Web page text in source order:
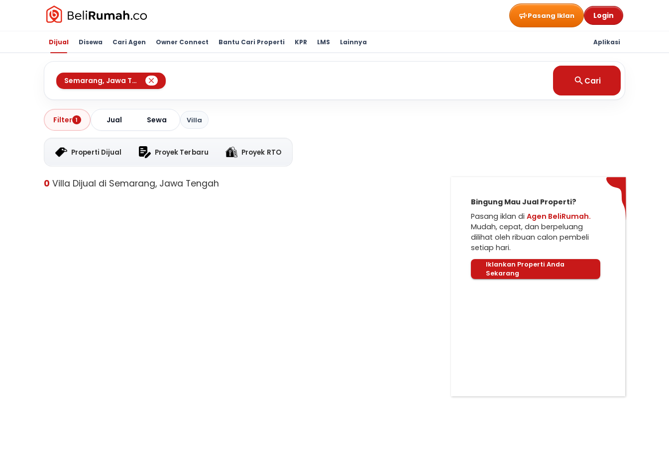
Pasang Iklan Login
Dijual Disewa Cari Agen Owner Connect Bantu Cari Properti KPR LMS Lainnya Aplikasi
Semarang, Jawa Tengah Cari
Filter 1 Jual Sewa Villa
Properti Dijual Proyek Terbaru Proyek RTO
0 Villa Dijual di Semarang, Jawa Tengah
Bingung Mau Jual Properti?
Pasang iklan di Agen BeliRumah.
Mudah, cepat, dan berpeluang
dilihat oleh ribuan calon pembeli
setiap hari.
Iklankan Properti Anda
Sekarang